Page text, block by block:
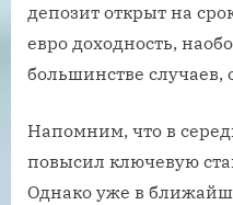
депозит открыт на
евро доходность,
большинстве случаев,
Напомним, что в
повысил ключевую
Однако уже в